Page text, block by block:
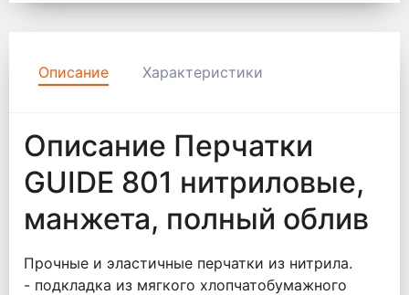
Описание Характеристики
Описание Перчатки
GUIDE 801 нитриловые,
манжета, полный облив
Прочные и эластичные перчатки из нитрила.
- подкладка из мягкого хлопчатобумажного